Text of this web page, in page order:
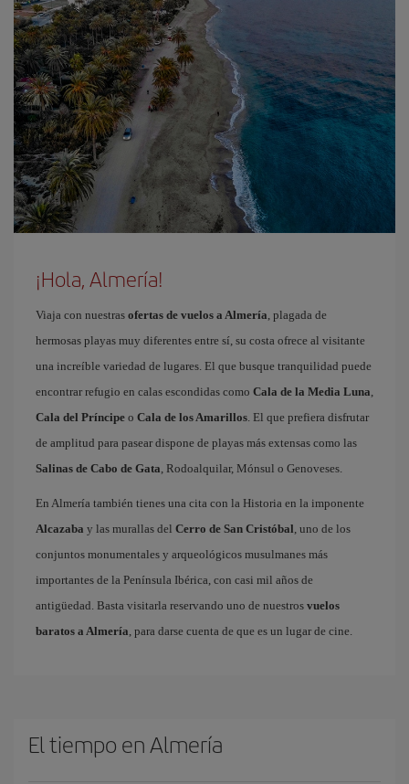
¡Hola, Almería!
Viaja con nuestras ofertas de vuelos a Almería, plagada de
hermosas playas muy diferentes entre sí, su costa ofrece al visitante
una increíble variedad de lugares. El que busque tranquilidad puede
encontrar refugio en calas escondidas como Cala de la Media Luna,
Cala del Príncipe o Cala de los Amarillos. El que prefiera disfrutar
de amplitud para pasear dispone de playas más extensas como las
Salinas de Cabo de Gata, Rodoalquilar, Mónsul o Genoveses.
En Almería también tienes una cita con la Historia en la imponente
Alcazaba y las murallas del Cerro de San Cristóbal, uno de los
conjuntos monumentales y arqueológicos musulmanes más
importantes de la Península Ibérica, con casi mil años de
antigüedad. Basta visitarla reservando uno de nuestros vuelos
baratos a Almería, para darse cuenta de que es un lugar de cine.
El tiempo en Almería